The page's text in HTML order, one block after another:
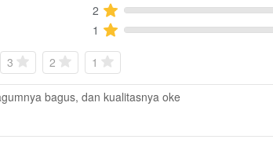
2
1
3 2 1
bagus, dan kualitasnya oke